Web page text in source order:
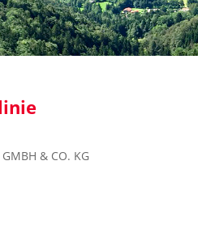
& CO. KG